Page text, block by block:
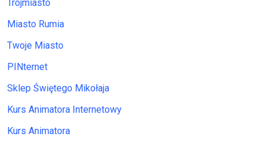
Trójmiasto
Miasto Rumia
Twoje Miasto
PINternet
Sklep Świętego Mikołaja
Kurs Animatora Internetowy
Kurs Animatora